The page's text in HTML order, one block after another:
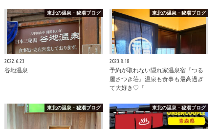
東北の温泉・秘湯ブログ
2022.6.23
谷地温泉
東北の温泉・秘湯ブログ
2023.8.18
予約が取れない隠れ家温泉宿『つる
屋さつき荘』温泉も食事も最高過ぎ
て大好き♡「
東北の温泉・秘湯ブログ 東北の温泉・秘湯ブログ